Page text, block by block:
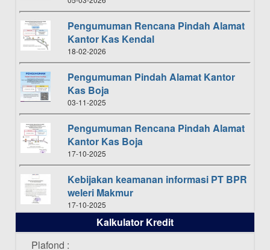
Pengumuman Rencana Pindah Alamat
Kantor Kas Kendal
18-02-2026
Pengumuman Pindah Alamat Kantor
Kas Boja
03-11-2025
Pengumuman Rencana Pindah Alamat
Kantor Kas Boja
17-10-2025
Kebijakan keamanan informasi PT BPR
weleri Makmur
17-10-2025
Daftar Pemenang Undian TAMASHA
Bulan Oktober 2025
Kalkulator Kredit
Plafond :